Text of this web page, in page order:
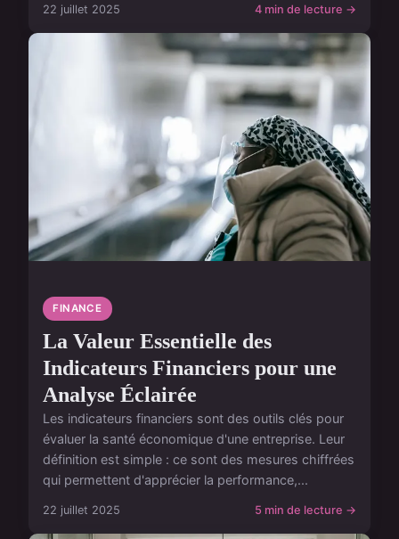
22 juillet 2025 4 min de lecture →
FINANCE
La Valeur Essentielle des
Indicateurs Financiers pour une
Analyse Éclairée
Les indicateurs financiers sont des outils clés pour
évaluer la santé économique d'une entreprise. Leur
définition est simple : ce sont des mesures chiffrées
qui permettent d'apprécier la performance,...
22 juillet 2025 5 min de lecture →